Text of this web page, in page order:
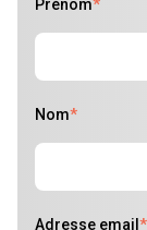
Prénom*
Nom*
Adresse email *